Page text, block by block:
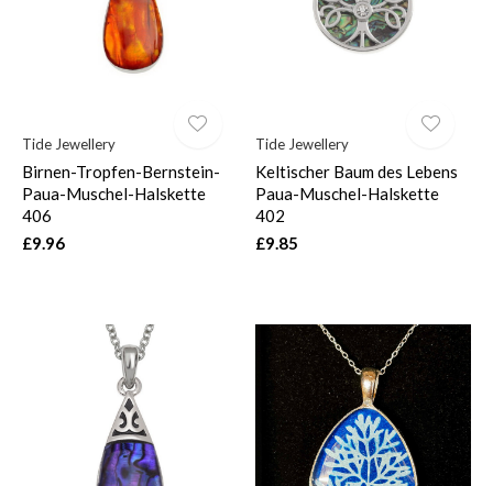
Tide Jewellery
Birnen-Tropfen-Bernstein-
Paua-Muschel-Halskette
406
£9.96
Tide Jewellery
Keltischer Baum des Lebens
Paua-Muschel-Halskette
402
£9.85